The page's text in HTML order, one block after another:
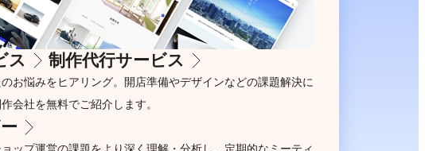
ス 制作代行サービス
お悩みをヒアリング。開店準備やデザインなどの課題解決に
会社を無料でご紹介します。